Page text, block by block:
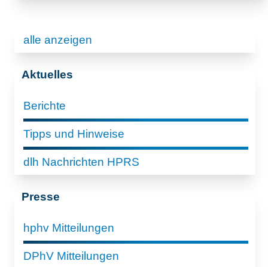
alle anzeigen
Aktuelles
Berichte
Tipps und Hinweise
dlh Nachrichten HPRS
Presse
hphv Mitteilungen
DPhV Mitteilungen